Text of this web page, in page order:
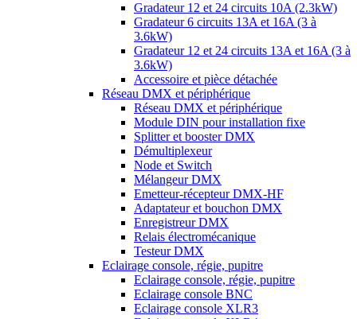
Gradateur 12 et 24 circuits 10A (2.3kW)
Gradateur 6 circuits 13A et 16A (3 à
3.6kW)
Gradateur 12 et 24 circuits 13A et 16A (3 à
3.6kW)
Accessoire et pièce détachée
Réseau DMX et périphérique
Réseau DMX et périphérique
Module DIN pour installation fixe
Splitter et booster DMX
Démultiplexeur
Node et Switch
Mélangeur DMX
Emetteur-récepteur DMX-HF
Adaptateur et bouchon DMX
Enregistreur DMX
Relais électromécanique
Testeur DMX
Eclairage console, régie, pupitre
Eclairage console, régie, pupitre
Eclairage console BNC
Eclairage console XLR3